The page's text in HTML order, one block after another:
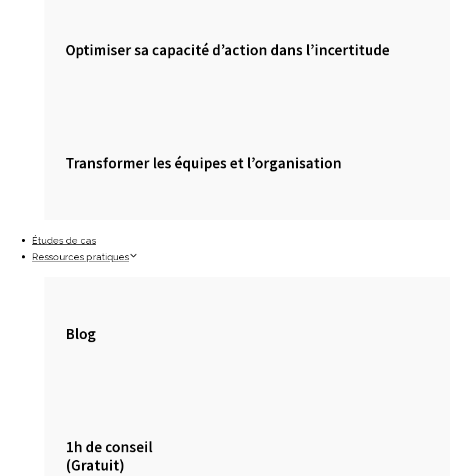
Optimiser sa capacité d’action dans l’incertitude
Transformer les équipes et l’organisation
Études de cas
Ressources pratiques
Blog
1h de conseil
(Gratuit)